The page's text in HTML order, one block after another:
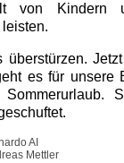
von Kindern
es für unsere
Sommerurlaub.
AI
Mettler